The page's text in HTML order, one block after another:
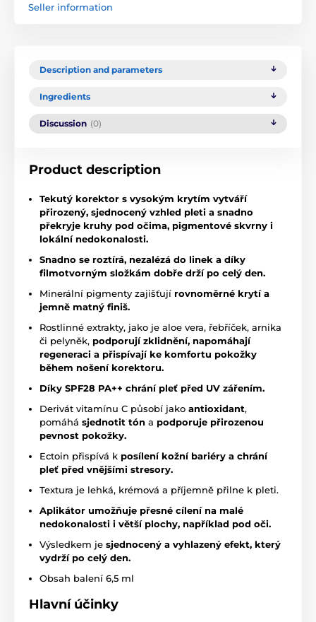
Seller information
Description and parameters
Ingredients
Discussion (0)
Product description
Tekutý korektor s vysokým krytím vytváří
přirozený, sjednocený vzhled pleti a snadno
překryje kruhy pod očima, pigmentové skvrny i
lokální nedokonalosti.
Snadno se roztírá, nezalézá do linek a díky
filmotvorným složkám dobře drží po celý den.
Minerální pigmenty zajišťují rovnoměrné krytí a
jemně matný finiš.
Rostlinné extrakty, jako je aloe vera, řebříček, arnika
či pelyněk, podporují zklidnění, napomáhají
regeneraci a přispívají ke komfortu pokožky
během nošení korektoru.
Díky SPF28 PA++ chrání pleť před UV zářením.
Derivát vitamínu C působí jako antioxidant,
pomáhá sjednotit tón a podporuje přirozenou
pevnost pokožky.
Ectoin přispívá k posílení kožní bariéry a chrání
pleť před vnějšími stresory.
Textura je lehká, krémová a příjemně přilne k pleti.
Aplikátor umožňuje přesné cílení na malé
nedokonalosti i větší plochy, například pod oči.
Výsledkem je sjednocený a vyhlazený efekt, který
vydrží po celý den.
Obsah balení 6,5 ml
Hlavní účinky